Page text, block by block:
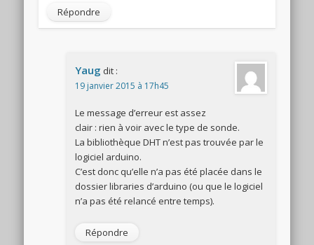
Répondre
Yaug dit :
19 janvier 2015 à 17h45
Le message d’erreur est assez
clair : rien à voir avec le type de sonde.
La bibliothèque DHT n’est pas trouvée par le
logiciel arduino.
C’est donc qu’elle n’a pas été placée dans le
dossier libraries d’arduino (ou que le logiciel
n’a pas été relancé entre temps).
Répondre